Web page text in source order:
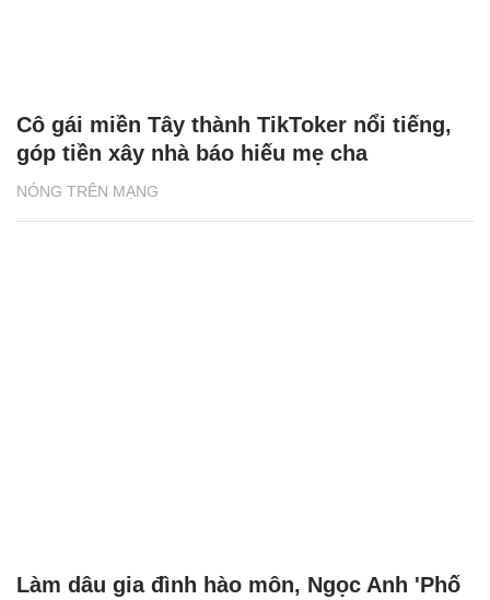
NÓNG TRÊN MẠNG
Cô gái miền Tây thành TikToker nổi tiếng,
góp tiền xây nhà báo hiếu mẹ cha
Làm dâu gia đình hào môn, Ngọc Anh 'Phố